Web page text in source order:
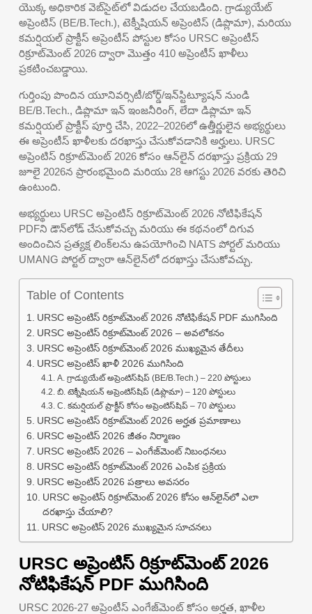
యొక్క అధికారిక వెబ్‌సైట్‌లో విడుదల చేయబడింది. గ్రాడ్యుయేట్
అప్రెంటిస్ (BE/B.Tech.), టెక్నీషియన్ అప్రెంటిస్ (డిప్లొమా), మరియు
కమర్షియల్ ప్రాక్టీస్ అప్రెంటీస్ పోస్టుల కోసం URSC అప్రెంటీస్
రిక్రూట్‌మెంట్ 2026 ద్వారా మొత్తం 410 అప్రెంటీస్ ఖాళీలు
ప్రకటించబడ్డాయి.
గుర్తింపు పొందిన యూనివర్సిటీ/బోర్డ్/ఇన్‌స్టిట్యూషన్ నుండి
BE/B.Tech., డిప్లొమా ఇన్ ఇంజనీరింగ్, లేదా డిప్లొమా ఇన్
కమర్షియల్ ప్రాక్టీస్ పూర్తి చేసి, 2022–2026లో ఉత్తీర్ణులైన అభ్యర్థులు
ఈ అప్రెంటీస్ ఖాళీలకు దరఖాస్తు చేసుకోవడానికి అర్హులు. URSC
అప్రెంటిస్ రిక్రూట్‌మెంట్ 2026 కోసం ఆన్‌లైన్ దరఖాస్తు ప్రక్రియ 29
జూలై 2026న ప్రారంభమైంది మరియు 28 ఆగస్టు 2026 వరకు తెరిచి
ఉంటుంది.
అభ్యర్థులు URSC అప్రెంటిస్ రిక్రూట్‌మెంట్ 2026 నోటిఫికేషన్
PDFని డౌన్‌లోడ్ చేసుకోవచ్చు మరియు ఈ కథనంలో దిగువ
అందించిన ప్రత్యక్ష లింక్‌లను ఉపయోగించి NATS పోర్టల్ మరియు
UMANG పోర్టల్ ద్వారా ఆన్‌లైన్‌లో దరఖాస్తు చేసుకోవచ్చు.
Table of Contents
URSC అప్రెంటిస్ రిక్రూట్‌మెంట్ 2026 నోటిఫికేషన్ PDF ముగిసింది
URSC అప్రెంటిస్ రిక్రూట్‌మెంట్ 2026 – అవలోకనం
URSC అప్రెంటిస్ రిక్రూట్‌మెంట్ 2026 ముఖ్యమైన తేదీలు
URSC అప్రెంటిస్ ఖాళీ 2026 ముగిసింది
A. గ్రాడ్యుయేట్ అప్రెంటిస్‌షిప్ (BE/B.Tech.) – 220 పోస్టులు
బి. టెక్నీషియన్ అప్రెంటిస్‌షిప్ (డిప్లొమా) – 120 పోస్టులు
C. కమర్షియల్ ప్రాక్టీస్ కోసం అప్రెంటిస్‌షిప్ – 70 పోస్టులు
URSC అప్రెంటిస్ రిక్రూట్‌మెంట్ 2026 అర్హత ప్రమాణాలు
URSC అప్రెంటిస్ 2026 జీతం నిర్మాణం
URSC అప్రెంటిస్ 2026 – ఎంగేజ్‌మెంట్ నిబంధనలు
URSC అప్రెంటిస్ రిక్రూట్‌మెంట్ 2026 ఎంపిక ప్రక్రియ
URSC అప్రెంటిస్ 2026 పత్రాలు అవసరం
URSC అప్రెంటిస్ రిక్రూట్‌మెంట్ 2026 కోసం ఆన్‌లైన్‌లో ఎలా
దరఖాస్తు చేయాలి?
URSC అప్రెంటిస్ 2026 ముఖ్యమైన సూచనలు
URSC అప్రెంటిస్ రిక్రూట్‌మెంట్ 2026
నోటిఫికేషన్ PDF ముగిసింది
URSC 2026-27 అప్రెంటీస్ ఎంగేజ్‌మెంట్ కోసం అర్హత, ఖాళీల